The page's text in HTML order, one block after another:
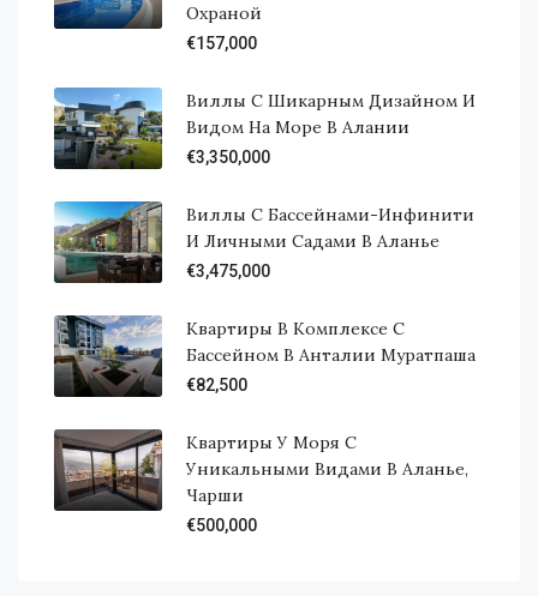
Охраной
€157,000
Виллы С Шикарным Дизайном И
Видом На Море В Алании
€3,350,000
Виллы С Бассейнами-Инфинити
И Личными Садами В Аланье
€3,475,000
Квартиры В Комплексе С
Бассейном В Анталии Муратпаша
€82,500
Квартиры У Моря С
Уникальными Видами В Аланье,
Чарши
€500,000